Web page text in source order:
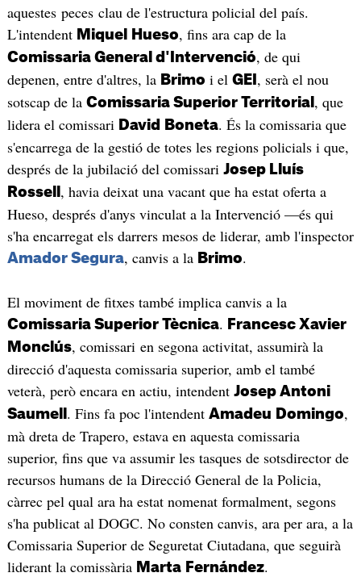
aquestes peces clau de l'estructura policial del país.
L'intendent Miquel Hueso, fins ara cap de la
Comissaria General d'Intervenció, de qui
depenen, entre d'altres, la Brimo i el GEI , serà el nou
sotscap de la Comissaria Superior Territorial , que
lidera el comissari David Boneta. És la comissaria que
s'encarrega de la gestió de totes les regions policials i que,
després de la jubilació del comissari Josep Lluís
Rossell , havia deixat una vacant que ha estat oferta a
Hueso, després d'anys vinculat a la Intervenció —és qui
s'ha encarregat els darrers mesos de liderar, amb l'inspector
Amador Segura, canvis a la Brimo.
El moviment de fitxes també implica canvis a la
Comissaria Superior Tècnica.
Francesc Xavier
Monclús, comissari en segona activitat, assumirà la
direcció d'aquesta comissaria superior, amb el també
veterà, però encara en actiu, intendent Josep Antoni
Saumell . Fins fa poc l'intendent Amadeu Domingo,
mà dreta de Trapero, estava en aquesta comissaria
superior, fins que va assumir les tasques de sotsdirector de
recursos humans de la Direcció General de la Policia,
càrrec pel qual ara ha estat nomenat formalment, segons
s'ha publicat al DOGC. No consten canvis, ara per ara, a la
Comissaria Superior de Seguretat Ciutadana, que seguirà
liderant la comissària Marta Fernández.